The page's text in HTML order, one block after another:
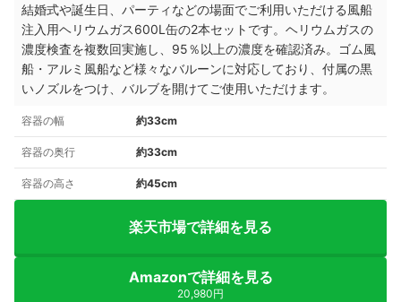
結婚式や誕生日、パーティなどの場面でご利用いただける風船
注入用ヘリウムガス600L缶の2本セットです。ヘリウムガスの
濃度検査を複数回実施し、95％以上の濃度を確認済み。ゴム風
船・アルミ風船など様々なバルーンに対応しており、付属の黒
いノズルをつけ、バルブを開けてご使用いただけます。
容器の幅 約33cm
容器の奥行 約33cm
容器の高さ 約45cm
楽天市場で詳細を見る
Amazonで詳細を見る
20,980円